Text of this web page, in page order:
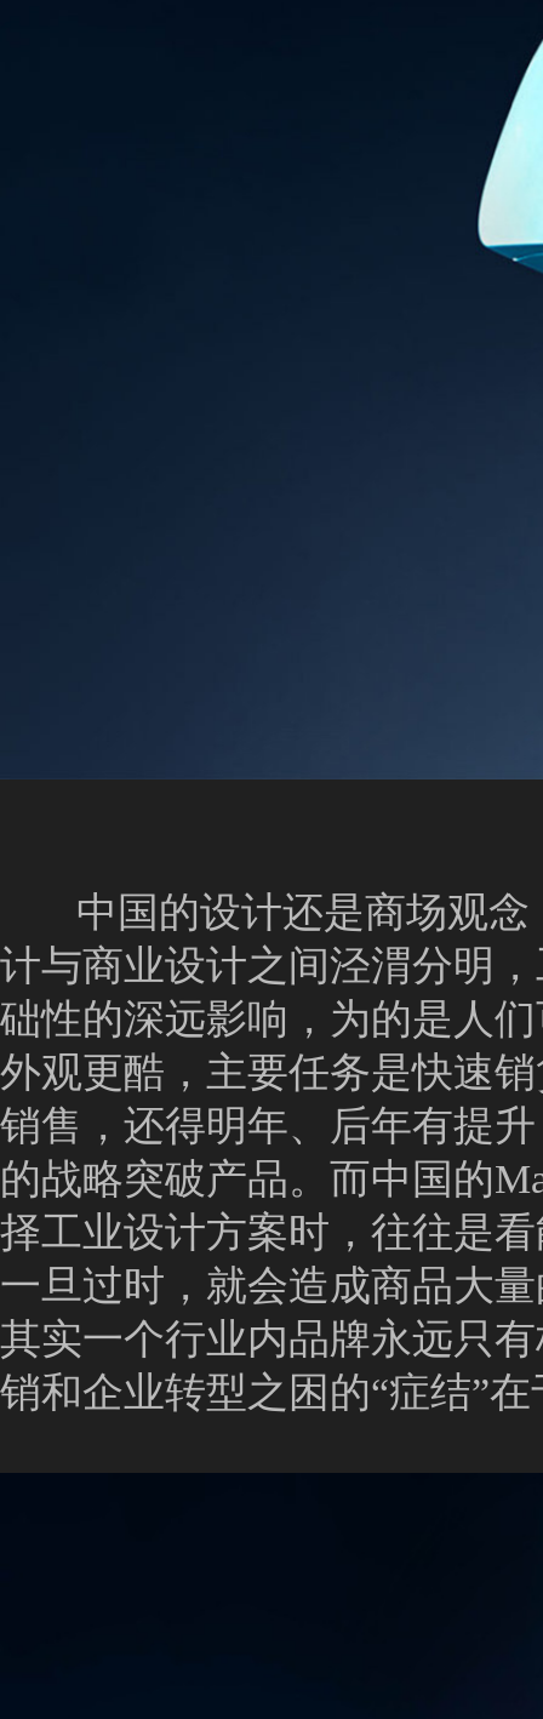
中国的设计还是商场观念
计与商业设计之间泾渭分明
础性的深远影响，为的是人
外观更酷，主要任务是快速
销售，还得明年、后年有提
的战略突破产品。而中国的
择工业设计方案时，往往是
一旦过时，就会造成商品大
其实一个行业内品牌永远只
销和企业转型之困的“症结”